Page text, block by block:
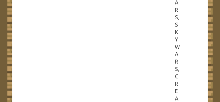
A
R
S,
S
K
Y
W
A
R
S,
C
R
E
A